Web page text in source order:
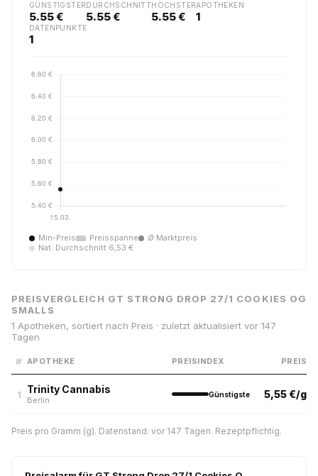
GÜNSTIGSTER
5.55 €
DURCHSCHNITT
5.55 €
HÖCHSTER
5.55 €
APOTHEKEN
1
DATENPUNKTE
1
Min-Preis Preisspanne
Ø Marktpreis
Nat. Durchschnitt 6,53 €
PREISVERGLEICH GT STRONG DROP 27/1 COOKIES OG
SMALLS
1 Apotheken, sortiert nach Preis · zuletzt aktualisiert vor 147
Tagen
# APOTHEKE PREISINDEX PREIS
1 Trinity Cannabis
Berlin
Günstigste 5,55 €/g
Preis pro Gramm (g). Datenstand: vor 147 Tagen. Rezeptpflichtig.